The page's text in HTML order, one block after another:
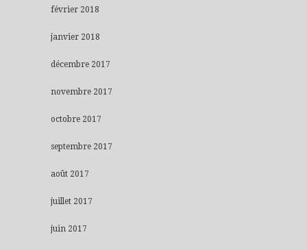
février 2018
janvier 2018
décembre 2017
novembre 2017
octobre 2017
septembre 2017
août 2017
juillet 2017
juin 2017